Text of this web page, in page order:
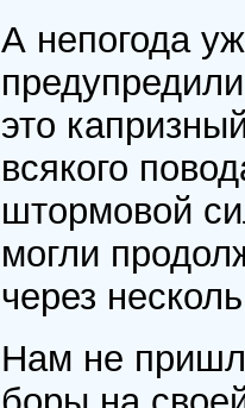
А непогода
это
всякого
штормовой
могли
через
Нам не